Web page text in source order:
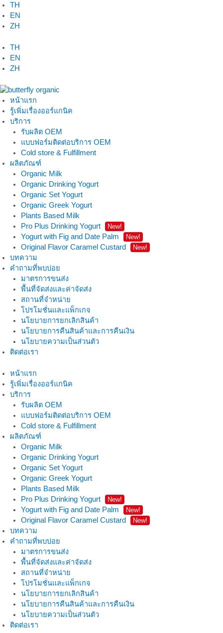
Skip
to
content
TH
EN
ZH
TH
EN
ZH
หน้าแรก
รู้เพิ่มเรื่องออร์แกนิค
บริการ
รับผลิต OEM
แบบฟอร์มติดต่อบริการ OEM
Cold store & Fulfillment
ผลิตภัณฑ์
Organic Milk
Organic Drinking Yogurt
Organic Set Yogurt
Organic Greek Yogurt
Plants Based Milk
Pro Plus Drinking Yogurt
New!
Yogurt with Fig and Date Palm New!
Original Flavor Caramel Custard New!
บทความ
คำถามที่พบบ่อย
มาตรการขนส่ง
พื้นที่จัดส่งและค่าจัดส่ง
สถานที่จำหน่าย
โปรโมชั่นและแพ็กเกจ
นโยบายการยกเลิกสินค้า
นโยบายการคืนสินค้าและการคืนเงิน
นโยบายความเป็นส่วนตัว
ติดต่อเรา
หน้าแรก
รู้เพิ่มเรื่องออร์แกนิค
บริการ
รับผลิต OEM
แบบฟอร์มติดต่อบริการ OEM
Cold store & Fulfillment
ผลิตภัณฑ์
Organic Milk
Organic Drinking Yogurt
Organic Set Yogurt
Organic Greek Yogurt
Plants Based Milk
Pro Plus Drinking Yogurt
New!
Yogurt with Fig and Date Palm New!
Original Flavor Caramel Custard New!
บทความ
คำถามที่พบบ่อย
มาตรการขนส่ง
พื้นที่จัดส่งและค่าจัดส่ง
สถานที่จำหน่าย
โปรโมชั่นและแพ็กเกจ
นโยบายการยกเลิกสินค้า
นโยบายการคืนสินค้าและการคืนเงิน
นโยบายความเป็นส่วนตัว
ติดต่อเรา